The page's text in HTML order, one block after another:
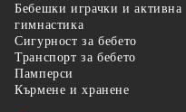
Бебешки играчки и активна
гимнастика
Сигурност за бебето
Транспорт за бебето
Памперси
Кърмене и хранене